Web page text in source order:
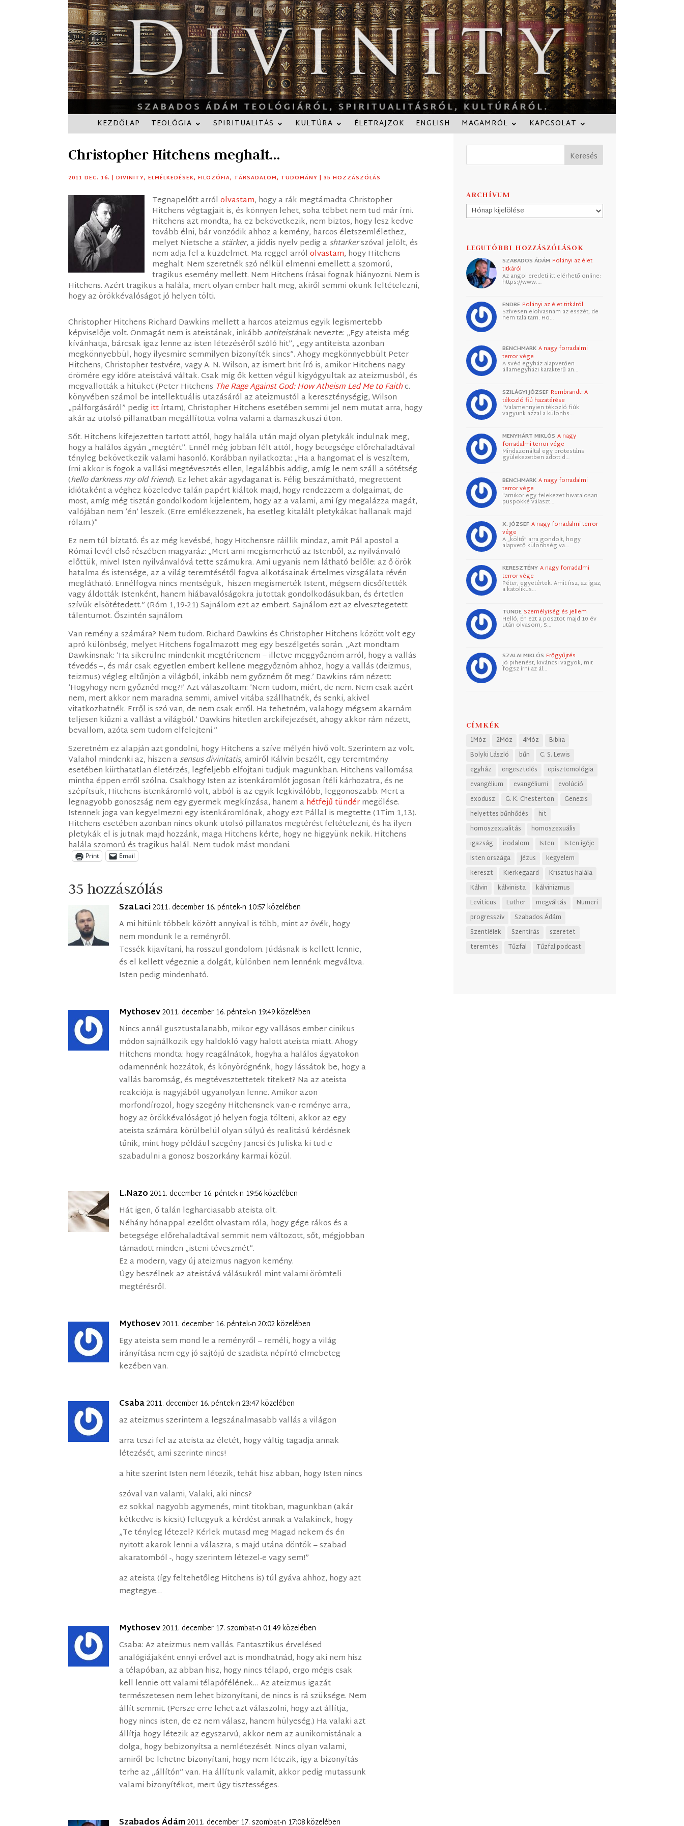
KEZDŐLAP TEOLÓGIA SPIRITUALITÁS KULTÚRA ÉLETRAJZOK ENGLISH MAGAMRÓL KAPCSOLAT
Christopher Hitchens meghalt…
2011 DEC. 16. |DIVINITY,ELMÉLKEDÉSEK,FILOZÓFIA, TÁRSADALOM, TUDOMÁNY |35 HOZZÁSZÓLÁS
Tegnapelőtt arrólolvastam, hogy a rák megtámadta Christopher
Hitchens végtagjait is, és könnyen lehet, soha többet nem tud már írni.
Hitchens azt mondta, ha ez bekövetkezik, nem biztos, hogy lesz kedve
tovább élni, bár vonzódik ahhoz a kemény, harcos életszemlélethez,
melyet Nietsche astärker, a jiddis nyelv pedig ashtarkerszóval jelölt, és
nem adja fel a küzdelmet. Ma reggel arrólolvastam, hogy Hitchens
meghalt. Nem szeretnék szó nélkül elmenni emellett a szomorú,
tragikus esemény mellett. Nem Hitchens írásai fognak hiányozni. Nem is
Hitchens. Azért tragikus a halála, mert olyan ember halt meg, akiről semmi okunk feltételezni,
hogy az örökkévalóságot jó helyen tölti.
Christopher Hitchens Richard Dawkins mellett a harcos ateizmus egyik legismertebb
képviselője volt. Önmagát nem is ateistának, inkább antiteistának nevezte: „Egy ateista még
kívánhatja, bárcsak igaz lenne az isten létezéséről szóló hit”, „egy antiteista azonban
megkönnyebbül, hogy ilyesmire semmilyen bizonyíték sincs”. Ahogy megkönnyebbült Peter
Hitchens, Christopher testvére, vagy A. N. Wilson, az ismert brit író is, amikor Hitchens nagy
örömére egy időre ateistává váltak. Csak míg ők ketten végül kigyógyultak az ateizmusból, és
megvallották a hitüket (Peter Hitchens The Rage Against God: How Atheism Led Me to Faithc.
könyvében számol be intellektuális utazásáról az ateizmustól a kereszténységig, Wilson
„pálforgásáról” pedigittírtam), Christopher Hitchens esetében semmi jel nem mutat arra, hogy
akár az utolsó pillanatban megállította volna valami a damaszkuszi úton.
Sőt. Hitchens kifejezetten tartott attól, hogy halála után majd olyan pletykák indulnak meg,
hogy a halálos ágyán „megtért”. Ennél még jobban félt attól, hogy betegsége előrehaladtával
tényleg bekövetkezik valami hasonló. Korábban nyilatkozta: „Ha a hangomat el is veszítem,
írni akkor is fogok a vallási megtévesztés ellen, legalábbis addig, amíg le nem száll a sötétség
(hello darkness my old friend). Ez lehet akár agydaganat is. Félig beszámítható, megrettent
idiótaként a véghez közeledve talán papért kiáltok majd, hogy rendezzem a dolgaimat, de
most, amíg még tisztán gondolkodom kijelentem, hogy az a valami, ami így megalázza magát,
valójában nem ’én’ leszek. (Erre emlékezzenek, ha esetleg kitalált pletykákat hallanak majd
rólam.)”
Ez nem túl bíztató. És az még kevésbé, hogy Hitchensre ráillik mindaz, amit Pál apostol a
Római levél első részében magyaráz: „Mert ami megismerhető az Istenből, az nyilvánvaló
előttük, mivel Isten nyilvánvalóvá tette számukra.Ami ugyanis nem látható belőle: az ő örök
hatalma és istensége, az a világ teremtésétől fogva alkotásainak értelmes vizsgálata révén
meglátható. Ennélfogva nincs mentségük, hiszen megismerték Istent, mégsem dicsőítették
vagy áldották Istenként, hanem hiábavalóságokra jutottak gondolkodásukban, és értetlen
szívük elsötétedett.” (Róm 1,19-21) Sajnálom ezt az embert. Sajnálom ezt az elvesztegetett
tálentumot. Őszintén sajnálom.
Van remény a számára? Nem tudom. Richard Dawkins és Christopher Hitchens között volt egy
apró különbség, melyet Hitchens fogalmazott meg egy beszélgetés során. „Azt mondtam
Dawkinsnak: ’Ha sikerülne mindenkit megtérítenem – illetve meggyőznöm arról, hogy a vallás
tévedés –, és már csak egyetlen embert kellene meggyőznöm ahhoz, hogy a vallás (deizmus,
teizmus) végleg eltűnjön a világból, inkább nem győzném őt meg.’ Dawkins rám nézett:
’Hogyhogy nem győznéd meg?!’ Azt válaszoltam: ’Nem tudom, miért, de nem. Nem csak azért
nem, mert akkor nem maradna semmi, amivel vitába szállhatnék, és senki, akivel
vitatkozhatnék. Erről is szó van, de nem csak erről. Ha tehetném, valahogy mégsem akarnám
teljesen kiűzni a vallást a világból.’ Dawkins hitetlen arckifejezését, ahogy akkor rám nézett,
bevallom, azóta sem tudom elfelejteni.”
Szeretném ez alapján azt gondolni, hogy Hitchens a szíve mélyén hívő volt. Szerintem az volt.
Valahol mindenki az, hiszen asensus divinitatis, amiről Kálvin beszélt, egy teremtmény
esetében kiirthatatlan életérzés, legfeljebb elfojtani tudjuk magunkban. Hitchens vallomása
mintha éppen erről szólna. Csakhogy Isten az istenkáromlót jogosan ítéli kárhozatra, és ne
szépítsük, Hitchens istenkáromló volt, abból is az egyik legkiválóbb, leggonoszabb. Mert a
legnagyobb gonoszság nem egy gyermek megkínzása, hanem ahétfejű tündérmegölése.
Istennek joga van kegyelmezni egy istenkáromlónak, ahogy ezt Pállal is megtette (1Tim 1,13).
Hitchens esetében azonban nincs okunk utolsó pillanatos megtérést feltételezni, és ha ilyen
pletykák el is jutnak majd hozzánk, maga Hitchens kérte, hogy ne higgyünk nekik. Hitchens
halála szomorú és tragikus halál. Nem tudok mást mondani.
Print Email
35 hozzászólás
SzaLaci2011. december 16. péntek-n 10:57 közelében
A mi hitünk többek között annyival is több, mint az övék, hogy
nem mondunk le a reményről.
Tessék kijavítani, ha rosszul gondolom. Júdásnak is kellett lennie,
és el kellett végeznie a dolgát, különben nem lennénk megváltva.
Isten pedig mindenható.
Mythosev2011. december 16. péntek-n 19:49 közelében
Nincs annál gusztustalanabb, mikor egy vallásos ember cinikus
módon sajnálkozik egy haldokló vagy halott ateista miatt. Ahogy
Hitchens mondta: hogy reagálnátok, hogyha a halálos ágyatokon
odamennénk hozzátok, és könyörögnénk, hogy lássátok be, hogy a
vallás baromság, és megtévesztettetek titeket? Na az ateista
reakciója is nagyjából ugyanolyan lenne. Amikor azon
morfondírozol, hogy szegény Hitchensnek van-e reménye arra,
hogy az örökkévalóságot jó helyen fogja tölteni, akkor az egy
ateista számára körülbelül olyan súlyú és realitású kérdésnek
tűnik, mint hogy például szegény Jancsi és Juliska ki tud-e
szabadulni a gonosz boszorkány karmai közül.
L.Nazo 2011. december 16. péntek-n 19:56 közelében
Hát igen, ő talán legharciasabb ateista olt.
Néhány hónappal ezelőtt olvastam róla, hogy gége rákos és a
betegsége előrehaladtával semmit nem változott, sőt, mégjobban
támadott minden „isteni téveszmét”.
Ez a modern, vagy új ateizmus nagyon kemény.
Úgy beszélnek az ateistává válásukról mint valami örömteli
megtérésről.
Mythosev2011. december 16. péntek-n 20:02 közelében
Egy ateista sem mond le a reményről – reméli, hogy a világ
irányítása nem egy jó sajtójú de szadista népírtó elmebeteg
kezében van.
Csaba2011. december 16. péntek-n 23:47 közelében
az ateizmus szerintem a legszánalmasabb vallás a világon
arra teszi fel az ateista az életét, hogy váltig tagadja annak
létezését, ami szerinte nincs!
a hite szerint Isten nem létezik, tehát hisz abban, hogy Isten nincs
szóval van valami, Valaki, aki nincs?
ez sokkal nagyobb agymenés, mint titokban, magunkban (akár
kétkedve is kicsit) feltegyük a kérdést annak a Valakinek, hogy
„Te tényleg létezel? Kérlek mutasd meg Magad nekem és én
nyitott akarok lenni a válaszra, s majd utána döntök – szabad
akaratomból -, hogy szerintem létezel-e vagy sem!”
az ateista (így feltehetőleg Hitchens is) túl gyáva ahhoz, hogy azt
megtegye…
Mythosev2011. december 17. szombat-n 01:49 közelében
Csaba: Az ateizmus nem vallás. Fantasztikus érvelésed
analógiájaként ennyi erővel azt is mondhatnád, hogy aki nem hisz
a télapóban, az abban hisz, hogy nincs télapó, ergo mégis csak
kell lennie ott valami télapófélének… Az ateizmus igazát
természetesen nem lehet bizonyítani, de nincs is rá szüksége. Nem
állít semmit. (Persze erre lehet azt válaszolni, hogy azt állítja,
hogy nincs isten, de ez nem válasz, hanem hülyeség.) Ha valaki azt
állítja hogy létezik az egyszarvú, akkor nem az aunikornistának a
dolga, hogy bebizonyítsa a nemlétezését. Nincs olyan valami,
amiről be lehetne bizonyítani, hogy nem létezik, így a bizonyítás
terhe az „állítón” van. Ha állítunk valamit, akkor pedig mutassunk
valami bizonyítékot, mert úgy tisztességes.
Szabados Ádám2011. december 17. szombat-n 17:08 közelében
ARCHÍVUM
Archívum
LEGUTÓBBI HOZZÁSZÓLÁSOK
SZABADOS ÁDÁM Polányi az élet
titkáról
Az angol eredeti itt elérhető online:
https://www.…
ENDRE Polányi az élet titkáról
Szívesen elolvasnám az esszét, de
nem találtam. Ho…
BENCHMARK A nagy forradalmi
terror vége
A svéd egyház alapvetően
államegyházi karakterű an…
SZILÁGYI JÓZSEF Rembrandt: A
tékozló fiú hazatérése
"Valamennyien tékozló fiúk
vagyunk azzal a különbs…
MENYHÁRT MIKLÓS A nagy
forradalmi terror vége
Mindazonáltal egy protestáns
gyülekezetben adott d…
BENCHMARK A nagy forradalmi
terror vége
"amikor egy felekezet hivatalosan
püspökké választ…
X. JÓZSEF A nagy forradalmi terror
vége
A „költő” arra gondolt, hogy
alapvető különbség va…
KERESZTÉNY A nagy forradalmi
terror vége
Péter, egyetértek. Amit írsz, az igaz,
a katolikus…
TUNDE Személyiség és jellem
Helló, Én ezt a posztot majd 10 év
után olvasom, S…
SZALAI MIKLÓS Erőgyűjtés
Jó pihenést, kiváncsi vagyok, mit
fogsz írni az ál…
CÍMKÉK
1Móz 2Móz 4Móz
Biblia
Bolyki László
bűn
C. S. Lewis
egyház
engesztelés
episztemológia
evangélium
evangéliumi
evolúció
exodusz
G. K. Chesterton
Genezis
helyettes bűnhődés
hit
homoszexualitás
homoszexuális
igazság
irodalom Isten
Isten igéje
Isten országa
Jézus
kegyelem
kereszt
Kierkegaard
Krisztus halála
Kálvin
kálvinista
kálvinizmus
Leviticus
Luther megváltás
Numeri
progresszív
Szabados Ádám
Szentlélek
Szentírás
szeretet
teremtés
Tűzfal Tűzfal podcast